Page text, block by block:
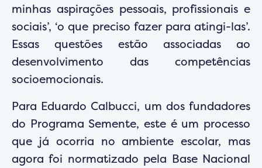
minhas aspirações pessoais, profissionais e
sociais’, ‘o que preciso fazer para atingi-las’.
Essas questões estão associadas ao
desenvolvimento das competências
socioemocionais.
Para Eduardo Calbucci, um dos fundadores
do Programa Semente, este é um processo
que já ocorria no ambiente escolar, mas
agora foi normatizado pela Base Nacional